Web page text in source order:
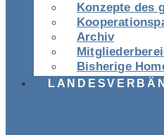
Konzepte des
Archiv
Bisherige